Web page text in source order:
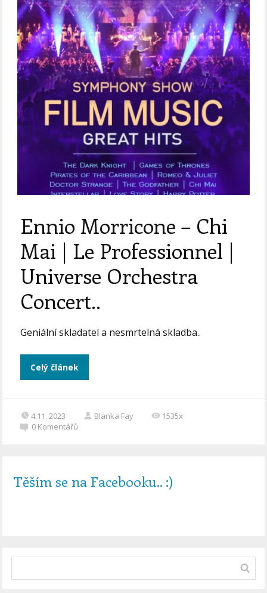
Ennio Morricone – Chi
Mai | Le Professionnel |
Universe Orchestra
Concert..
Geniální skladatel a nesmrtelná skladba..
Celý článek
4.11. 2023 Blanka Fay
1535x
0 Komentářů
Těším se na Facebooku.. :)